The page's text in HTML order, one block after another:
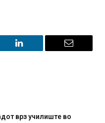
LinkedIn Email
врз училиште во